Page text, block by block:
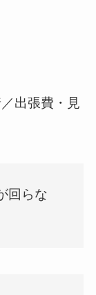
出張費・見
回らな